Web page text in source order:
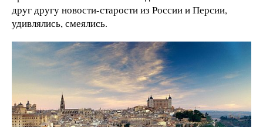
друг другу новости-старости из России и Персии,
удивлялись, смеялись.